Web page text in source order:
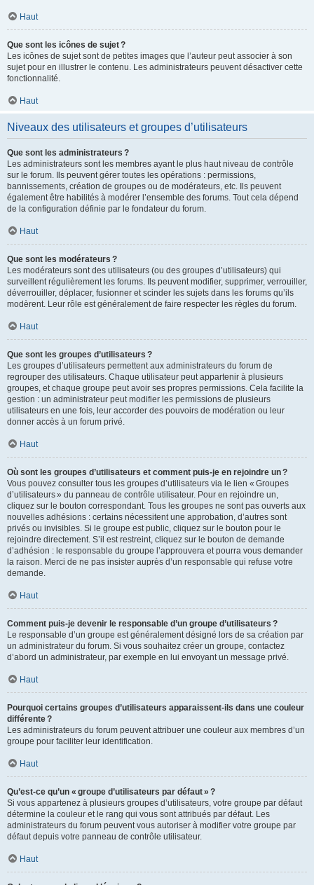
Haut
Que sont les icônes de sujet ?
Les icônes de sujet sont de petites images que l’auteur peut associer à son
sujet pour en illustrer le contenu. Les administrateurs peuvent désactiver cette
fonctionnalité.
Haut
Niveaux des utilisateurs et groupes d’utilisateurs
Que sont les administrateurs ?
Les administrateurs sont les membres ayant le plus haut niveau de contrôle
sur le forum. Ils peuvent gérer toutes les opérations : permissions,
bannissements, création de groupes ou de modérateurs, etc. Ils peuvent
également être habilités à modérer l’ensemble des forums. Tout cela dépend
de la configuration définie par le fondateur du forum.
Haut
Que sont les modérateurs ?
Les modérateurs sont des utilisateurs (ou des groupes d’utilisateurs) qui
surveillent régulièrement les forums. Ils peuvent modifier, supprimer, verrouiller,
déverrouiller, déplacer, fusionner et scinder les sujets dans les forums qu’ils
modèrent. Leur rôle est généralement de faire respecter les règles du forum.
Haut
Que sont les groupes d’utilisateurs ?
Les groupes d’utilisateurs permettent aux administrateurs du forum de
regrouper des utilisateurs. Chaque utilisateur peut appartenir à plusieurs
groupes, et chaque groupe peut avoir ses propres permissions. Cela facilite la
gestion : un administrateur peut modifier les permissions de plusieurs
utilisateurs en une fois, leur accorder des pouvoirs de modération ou leur
donner accès à un forum privé.
Haut
Où sont les groupes d’utilisateurs et comment puis-je en rejoindre un ?
Vous pouvez consulter tous les groupes d’utilisateurs via le lien « Groupes
d’utilisateurs » du panneau de contrôle utilisateur. Pour en rejoindre un,
cliquez sur le bouton correspondant. Tous les groupes ne sont pas ouverts aux
nouvelles adhésions : certains nécessitent une approbation, d’autres sont
privés ou invisibles. Si le groupe est public, cliquez sur le bouton pour le
rejoindre directement. S’il est restreint, cliquez sur le bouton de demande
d’adhésion : le responsable du groupe l’approuvera et pourra vous demander
la raison. Merci de ne pas insister auprès d’un responsable qui refuse votre
demande.
Haut
Comment puis-je devenir le responsable d’un groupe d’utilisateurs ?
Le responsable d’un groupe est généralement désigné lors de sa création par
un administrateur du forum. Si vous souhaitez créer un groupe, contactez
d’abord un administrateur, par exemple en lui envoyant un message privé.
Haut
Pourquoi certains groupes d’utilisateurs apparaissent-ils dans une couleur
différente ?
Les administrateurs du forum peuvent attribuer une couleur aux membres d’un
groupe pour faciliter leur identification.
Haut
Qu’est-ce qu’un « groupe d’utilisateurs par défaut » ?
Si vous appartenez à plusieurs groupes d’utilisateurs, votre groupe par défaut
détermine la couleur et le rang qui vous sont attribués par défaut. Les
administrateurs du forum peuvent vous autoriser à modifier votre groupe par
défaut depuis votre panneau de contrôle utilisateur.
Haut